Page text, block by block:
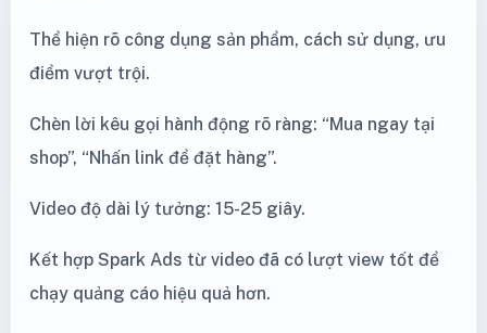
Thể hiện rõ công dụng sản phẩm, cách sử dụng, ưu
điểm vượt trội.
Chèn lời kêu gọi hành động rõ ràng: “Mua ngay tại
shop”, “Nhấn link để đặt hàng”.
Video độ dài lý tưởng: 15-25 giây.
Kết hợp Spark Ads từ video đã có lượt view tốt để
chạy quảng cáo hiệu quả hơn.